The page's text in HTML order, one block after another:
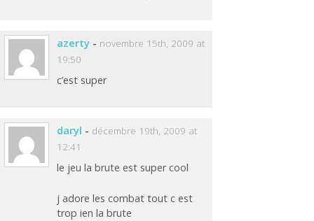
azerty - novembre 15th, 2009 at
19:50
c’est super
daryl - décembre 19th, 2009 at
12:41
le jeu la brute est super cool
j adore les combat tout c est
trop ien la brute